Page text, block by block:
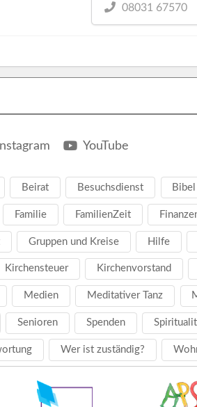
08031 67570
Instagram YouTube
Beirat Besuchsdienst Bibel
Familie FamilienZeit
Gruppen und Kreise Hilfe
Kirchensteuer Kirchenvorstand
Medien Meditativer Tanz
Senioren Spenden
Wer ist zuständig?